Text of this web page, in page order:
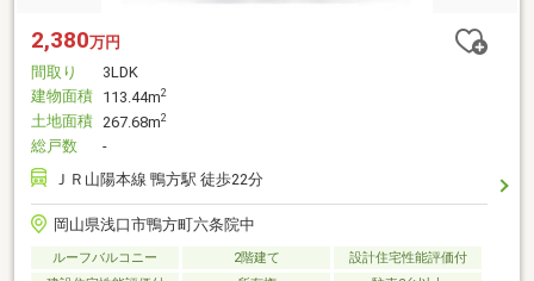
2,380万円
間取り
3LDK
建物面積 113.44m2
土地面積 267.68m2
総戸数
-
ＪＲ山陽本線 鴨方駅 徒歩22分
岡山県浅口市鴨方町六条院中
ルーフバルコニー 2階建て
設計住宅性能評価付